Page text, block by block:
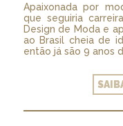
Apaixonada por
que seguiria
Design de Moda e
ao Brasil cheia de
então já são 9 anos